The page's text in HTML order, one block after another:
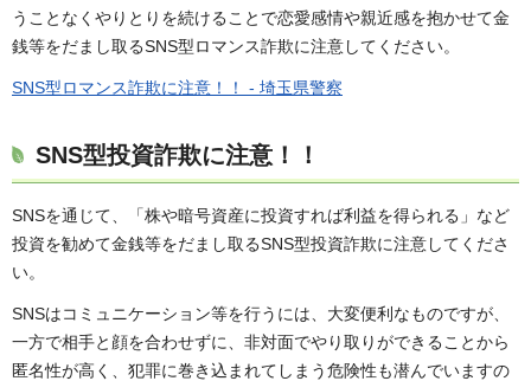
うことなくやりとりを続けることで恋愛感情や親近感を抱かせて金
銭等をだまし取るSNS型ロマンス詐欺に注意してください。
SNS型ロマンス詐欺に注意！！ - 埼玉県警察
SNS型投資詐欺に注意！！
SNSを通じて、「株や暗号資産に投資すれば利益を得られる」など
投資を勧めて金銭等をだまし取るSNS型投資詐欺に注意してくださ
い。
SNSはコミュニケーション等を行うには、大変便利なものですが、
一方で相手と顔を合わせずに、非対面でやり取りができることから
匿名性が高く、犯罪に巻き込まれてしまう危険性も潜んでいますの